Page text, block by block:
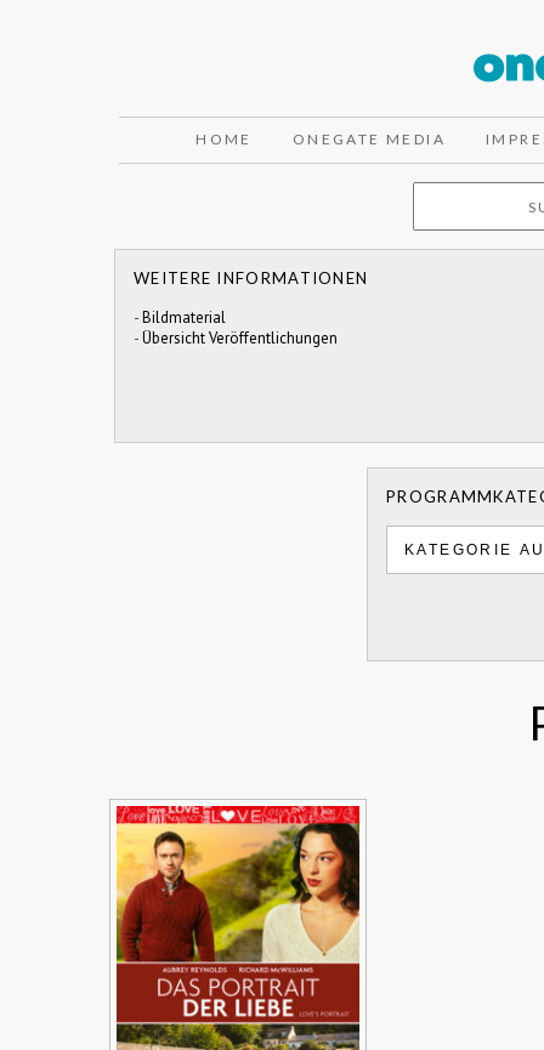
HOME ONEGATE MEDIA
WEITERE INFORMATIONEN
-Bildmaterial
-Übersicht Veröffentlichungen